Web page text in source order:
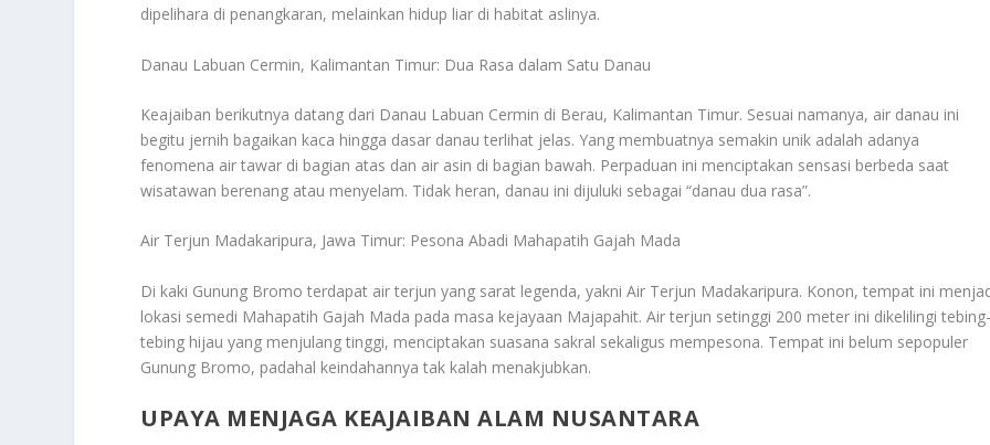
dipelihara di penangkaran, melainkan hidup liar di habitat aslinya.
Danau Labuan Cermin, Kalimantan Timur: Dua Rasa dalam Satu Danau
Keajaiban berikutnya datang dari Danau Labuan Cermin di Berau, Kalimantan Timur. Sesuai namanya, air danau ini
begitu jernih bagaikan kaca hingga dasar danau terlihat jelas. Yang membuatnya semakin unik adalah adanya
fenomena air tawar di bagian atas dan air asin di bagian bawah. Perpaduan ini menciptakan sensasi berbeda saat
wisatawan berenang atau menyelam. Tidak heran, danau ini dijuluki sebagai “danau dua rasa”.
Air Terjun Madakaripura, Jawa Timur: Pesona Abadi Mahapatih Gajah Mada
Di kaki Gunung Bromo terdapat air terjun yang sarat legenda, yakni Air Terjun Madakaripura. Konon, tempat ini
lokasi semedi Mahapatih Gajah Mada pada masa kejayaan Majapahit. Air terjun setinggi 200 meter ini dikelilingi tebing-
tebing hijau yang menjulang tinggi, menciptakan suasana sakral sekaligus mempesona. Tempat ini belum sepopuler
Gunung Bromo, padahal keindahannya tak kalah menakjubkan.
UPAYA MENJAGA KEAJAIBAN ALAM NUSANTARA